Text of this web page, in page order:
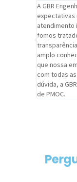
A GBR
expectativas
atendimento
fomos
amplo
que nossa
com todas
dúvida, a
de PMOC.